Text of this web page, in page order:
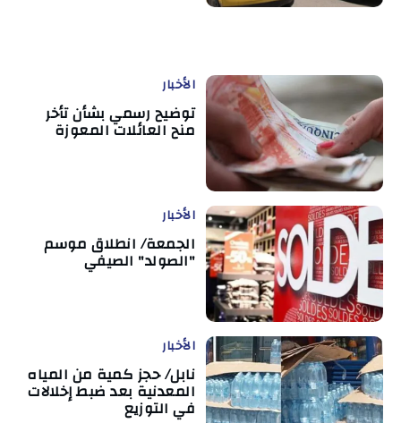
الأخبار
توضيح رسمي بشأن تأخر
منح العائلات المعوزة
الأخبار
الجمعة/ انطلاق موسم
"الصولد" الصيفي
الأخبار
نابل/ حجز كمية من المياه
المعدنية بعد ضبط إخلالات
في التوزيع